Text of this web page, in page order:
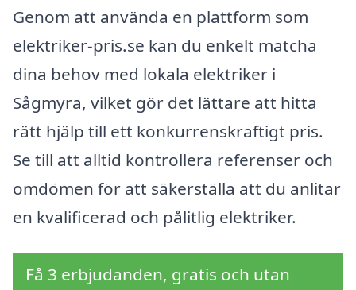
Genom att använda en plattform som
elektriker-pris.se kan du enkelt matcha
dina behov med lokala elektriker i
Sågmyra, vilket gör det lättare att hitta
rätt hjälp till ett konkurrenskraftigt pris.
Se till att alltid kontrollera referenser och
omdömen för att säkerställa att du anlitar
en kvalificerad och pålitlig elektriker.
Få 3 erbjudanden, gratis och utan